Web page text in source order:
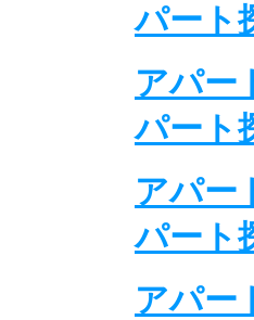
パート
アパー
パート
アパー
パート
アパー